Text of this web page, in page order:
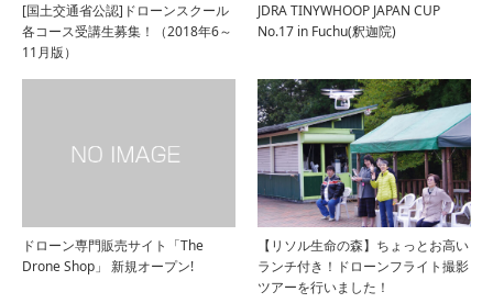
[国土交通省公認]ドローンスクール
各コース受講生募集！（2018年6～
11月版）
JDRA TINYWHOOP JAPAN CUP
No.17 in Fuchu(釈迦院)
ドローン専門販売サイト「The
Drone Shop」 新規オープン!
【リソル生命の森】ちょっとお高い
ランチ付き！ドローンフライト撮影
ツアーを行いました！